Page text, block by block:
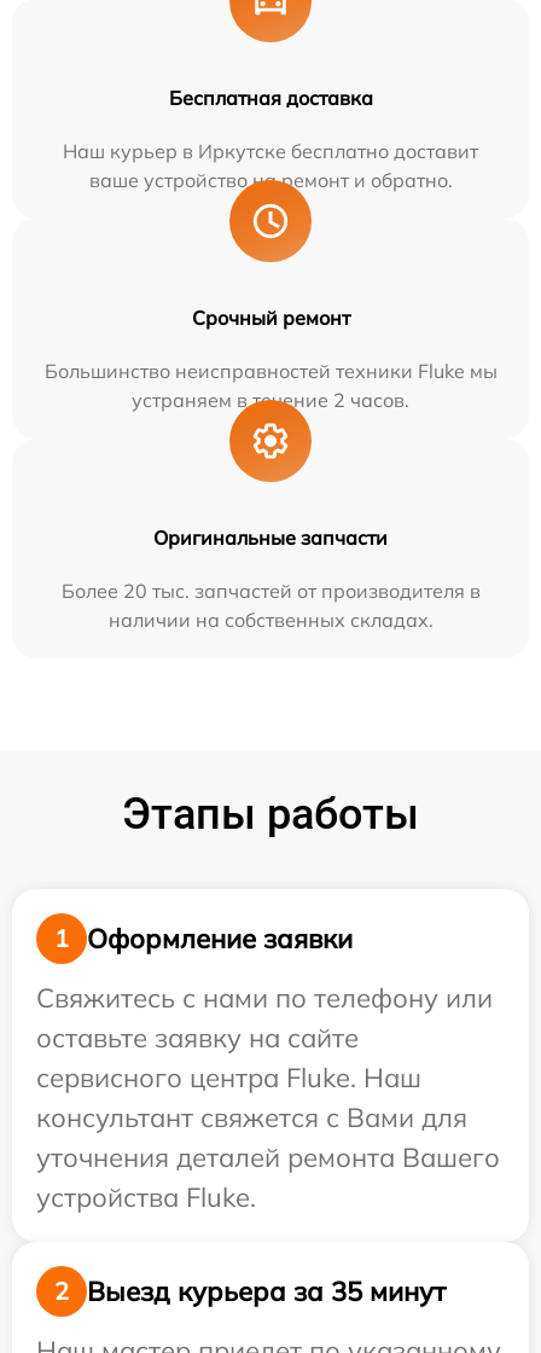
Бесплатная доставка
Наш курьер в Иркутске бесплатно доставит
ваше устройство на ремонт и обратно.
Срочный ремонт
Большинство неисправностей техники Fluke мы
устраняем в течение 2 часов.
Оригинальные запчасти
Более 20 тыс. запчастей от производителя в
наличии на собственных складах.
Этапы работы
1
Оформление заявки
Свяжитесь с нами по телефону или
оставьте заявку на сайте
сервисного центра Fluke. Наш
консультант свяжется с Вами для
уточнения деталей ремонта Вашего
устройства Fluke.
2
Выезд курьера за 35 минут